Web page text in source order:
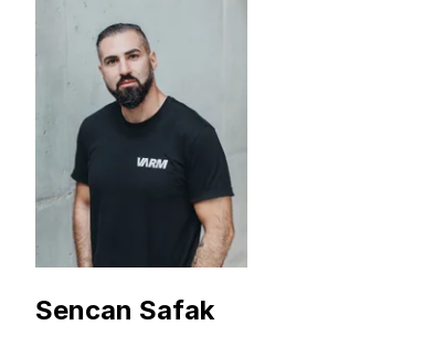
Sencan Safak